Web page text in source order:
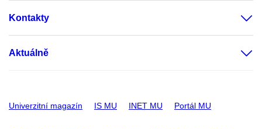
Kontakty
Aktuálně
Univerzitní magazín IS MU INET MU Portál MU